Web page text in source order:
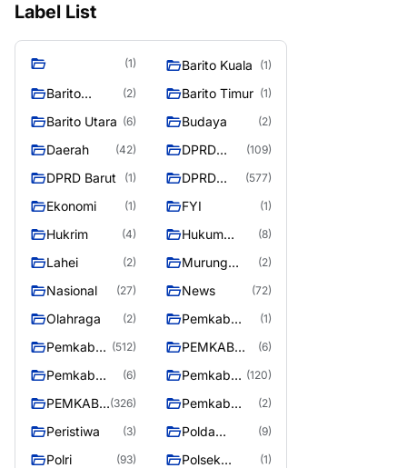
Label List
(1) Barito Kuala (1)
Barito
(2) Barito Timur (1)
Barito Utara (6) Budaya (2)
Daerah (42)
DPRD
Utara
(109)
DPRD Barut (1)
DPRD
RAYA
(577)
Ekonomi (1) FYI (1)
Hukrim (4)
Hukum
(8)
Lahei (2)
Murung
(2)
Nasional (27) News (72)
Olahraga (2)
Pemkab
(1)
Pemkab
Utara
(512)
PEMKAB
UTARA
(6)
Pemkab
(6)
Pemkab
Raya
(120)
PEMKAB
RAYA
(326)
Pemkab
(2)
Peristiwa (3)
Polda
(9)
Polri (93)
Polsek
(1)